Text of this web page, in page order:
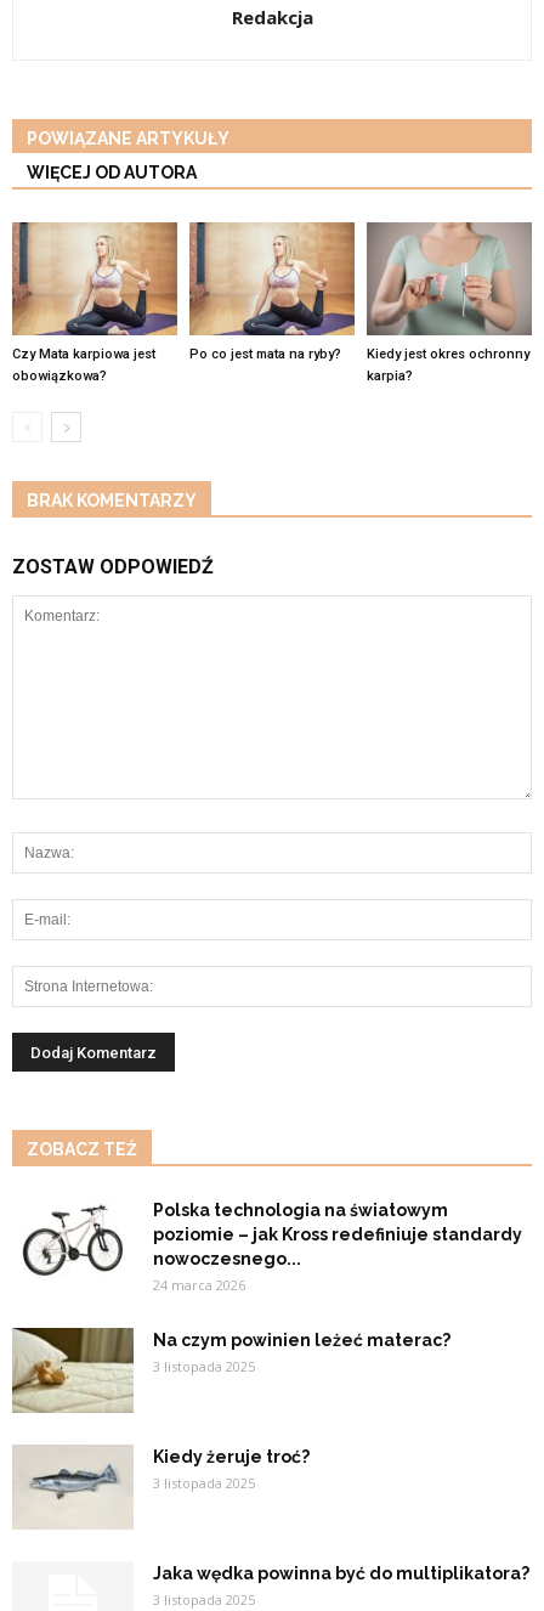
Redakcja
POWIĄZANE ARTYKUŁY
WIĘCEJ OD AUTORA
Czy Mata karpiowa jest
obowiązkowa?
Po co jest mata na ryby?
Kiedy jest okres ochronny
karpia?
BRAK KOMENTARZY
ZOSTAW ODPOWIEDŹ
ZOBACZ TEŻ
Polska technologia na światowym
poziomie – jak Kross redefiniuje standardy
nowoczesnego...
24 marca 2026
Na czym powinien leżeć materac?
3 listopada 2025
Kiedy żeruje troć?
3 listopada 2025
Jaka wędka powinna być do multiplikatora?
3 listopada 2025